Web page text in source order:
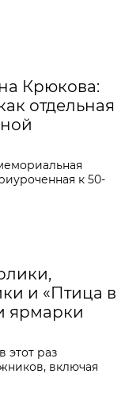
Крюкова:
отдельная
к 50-
и «Птица в
ярмарки
в этот раз
включая